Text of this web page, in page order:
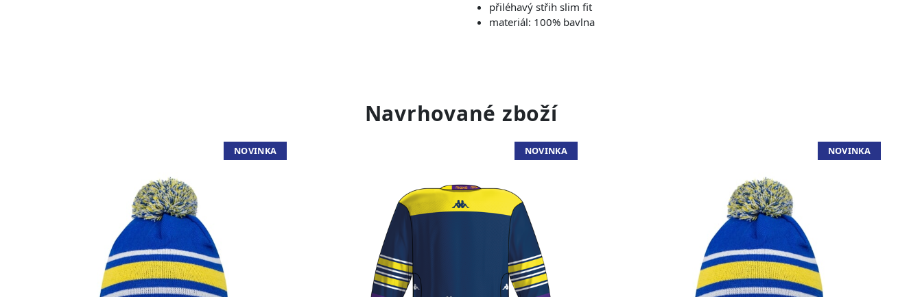
přiléhavý střih slim fit
materiál: 100% bavlna
Navrhované zboží
NOVINKA NOVINKA NOVINKA